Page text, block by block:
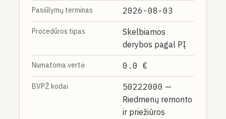
Pasiūlymų terminas 2026-08-03
Procedūros tipas
Skelbiamos
derybos pagal PĮ
Numatoma vertė 0.0 €
BVPŽ kodai 50222000 —
Riedmenų remonto
ir priežiūros